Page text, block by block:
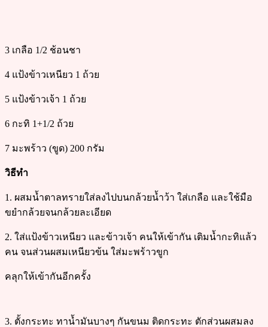
3 เกลือ 1/2 ช้อนชา
4 แป้งข้าวเหนียว 1 ถ้วย
5 แป้งข้าวเจ้า 1 ถ้วย
6 กะทิ 1+1/2 ถ้วย
7 มะพร้าว (ขูด) 200 กรัม
วิธีทำ
1. ผสมน้ำตาลทรายใส่ลงไปบนกล้วยน้ำว้า ใส่เกลือ และใช้มือ
ขยำกล้วยจนกล้วยละเอียด
2. ใส่แป้งข้าวเหนียว และข้าวเจ้า คนให้เข้ากัน เติมน้ำกะทิแล้ว
คน จนส่วนผสมเหนียวข้น ใส่มะพร้าวขูก
คลุกให้เข้ากันอีกครั้ง
3. ตั้งกระทะ ทาน้ำมันบางๆ กันขนม ติดกระทะ ตักส่วนผสมลง